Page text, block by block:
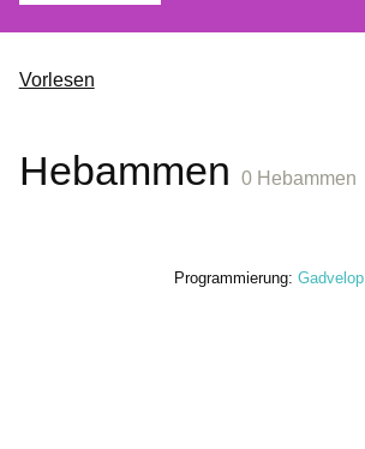
Vorlesen
Hebammen 0 Hebammen
Programmierung: Gadvelop